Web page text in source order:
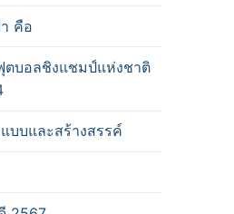
คือ
ตบอลชิงแชมป์แห่งชาติ
บบและสร้างสรรค์